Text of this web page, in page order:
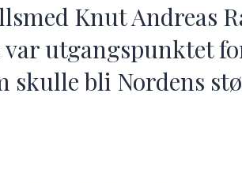
Knut Andreas
var utgangspunktet
skulle bli Nordens